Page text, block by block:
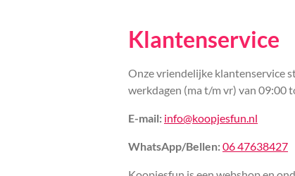
Klantenservice
Onze vriendelijke klantenservice
werkdagen (ma t/m vr) van 09:00
E-mail: info@koopjesfun.nl
WhatsApp/Bellen:06 47638427